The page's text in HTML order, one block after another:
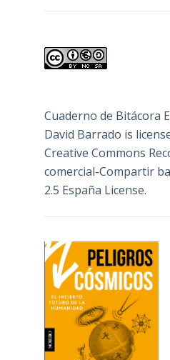
Cuaderno de Bitácora
David Barrado is
Creative Commons
comercial-Compartir
2.5 España License.